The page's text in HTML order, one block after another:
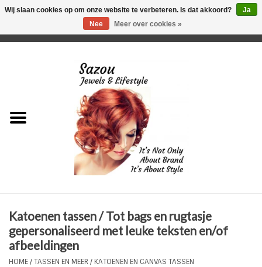
Just for Him
Plus Size Sieraden
Enkelbandjes
Katoenen tassen / Tot bags en rugtasje
gepersonaliseerd met leuke teksten en/of
afbeeldingen
HOME/TASSEN EN MEER / KATOENEN EN CANVAS TASSEN
Wij slaan cookies op om onze website te verbeteren. Is dat akkoord?
Ja
Nee
Meer over cookies »